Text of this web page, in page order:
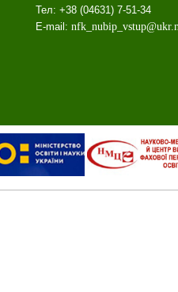
Тел: +38 (04631) 7-51-34
E-mail: nfk_ nubip_ vstup@ukr.